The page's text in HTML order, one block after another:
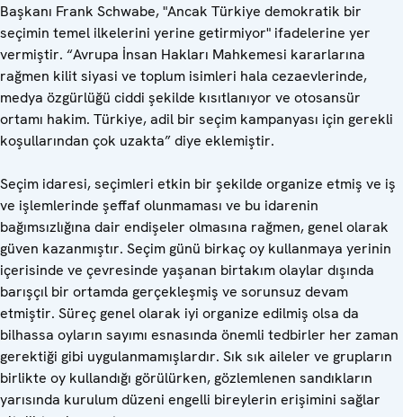
Başkanı Frank Schwabe, "Ancak Türkiye demokratik bir
seçimin temel ilkelerini yerine getirmiyor" ifadelerine yer
vermiştir. “Avrupa İnsan Hakları Mahkemesi kararlarına
rağmen kilit siyasi ve toplum isimleri hala cezaevlerinde,
medya özgürlüğü ciddi şekilde kısıtlanıyor ve otosansür
ortamı hakim. Türkiye, adil bir seçim kampanyası için gerekli
koşullarından çok uzakta” diye eklemiştir.
Seçim idaresi, seçimleri etkin bir şekilde organize etmiş ve iş
ve işlemlerinde şeffaf olunmaması ve bu idarenin
bağımsızlığına dair endişeler olmasına rağmen, genel olarak
güven kazanmıştır. Seçim günü birkaç oy kullanmaya yerinin
içerisinde ve çevresinde yaşanan birtakım olaylar dışında
barışçıl bir ortamda gerçekleşmiş ve sorunsuz devam
etmiştir. Süreç genel olarak iyi organize edilmiş olsa da
bilhassa oyların sayımı esnasında önemli tedbirler her zaman
gerektiği gibi uygulanmamışlardır. Sık sık aileler ve grupların
birlikte oy kullandığı görülürken, gözlemlenen sandıkların
yarısında kurulum düzeni engelli bireylerin erişimini sağlar